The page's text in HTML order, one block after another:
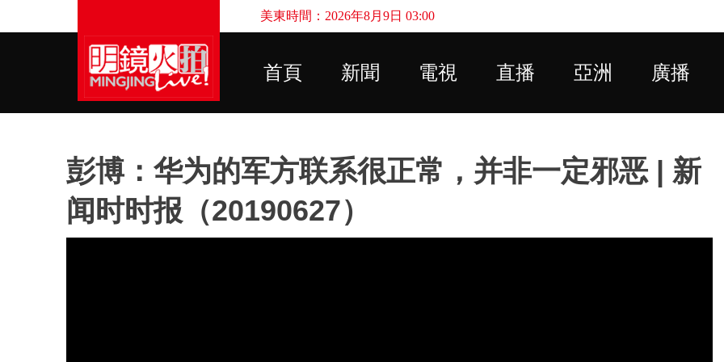
美東時間：2026年8月9日 03:00
首頁 新聞 電視 直播 亞洲 廣播
彭博：华为的军方联系很正常，并非一定邪恶 | 新
闻时时报（20190627）